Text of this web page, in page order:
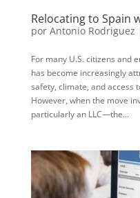
Relocating to Spain
por Antonio Rodriguez
For many U.S. citizens and
has become increasingly
safety, climate, and access
However, when the move
particularly an LLC—the...